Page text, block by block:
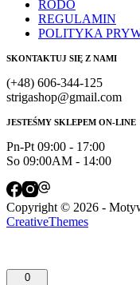
RODO
REGULAMIN
POLITYKA
SKONTAKTUJ SIĘ Z NAMI
(+48) 606-344-125
strigashop@gmail.com
JESTEŚMY SKLEPEM ON-LINE
Pn-Pt 09:00 - 17:00
So 09:00AM - 14:00
Copyright © 2026 -
CreativeThemes
0